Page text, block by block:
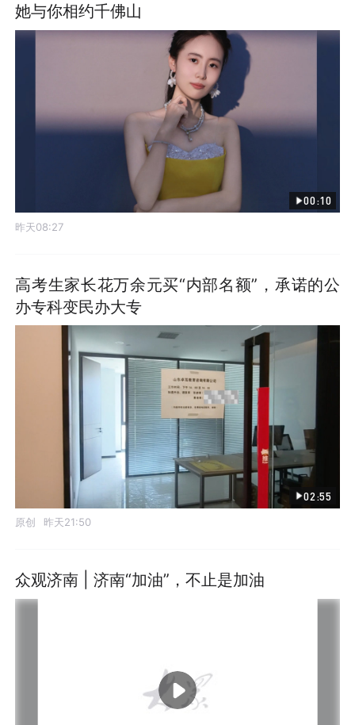
她与你相约千佛山
00:10
昨天08:27
高考生家长花万余元买“内部名额”，承诺的公
办专科变民办大专
02:55
原创 昨天21:50
众观济南 | 济南“加油”，不止是加油